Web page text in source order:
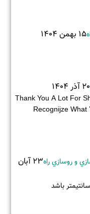
15 بهمن 1404
20 آذر 1404
Thank You A Lot For
Recognijze
و روسازي راه
23 آبان